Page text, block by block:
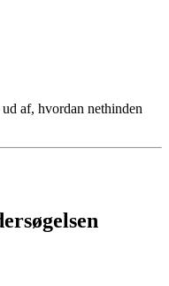
af, hvordan nethinden